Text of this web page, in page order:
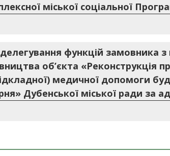
міської соціальної
функцій замовника
об’єкта «Реконструкція
медичної допомоги
Дубенської міської ради за